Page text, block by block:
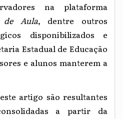
na plataforma
de Aula, dentre outros
disponibilizados e
Estadual de Educação
e alunos manterem a
artigo são resultantes
a partir da